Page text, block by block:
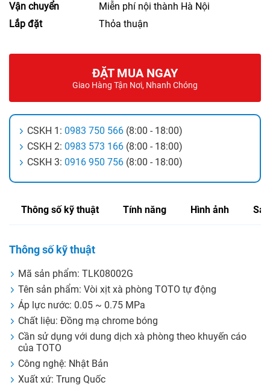
Vận chuyển
Miễn phí nội thành Hà Nội
Lắp đặt
Thỏa thuận
ĐẶT MUA NGAY
Giao Hàng Tận Nơi, Nhanh Chóng
CSKH 1: 0983 750 566 (8:00 - 18:00)
CSKH 2: 0983 573 166 (8:00 - 18:00)
CSKH 3: 0916 950 756 (8:00 - 18:00)
Thông số kỹ thuật Tính năng Hình ảnh
Thông số kỹ thuật
Mã sản phẩm: TLK08002G
Tên sản phẩm: Vòi xịt xà phòng TOTO tự động
Áp lực nước: 0.05 ~ 0.75 MPa
Chất liệu: Đồng mạ chrome bóng
Cần sử dụng với dung dịch xà phòng theo khuyến cáo
của TOTO
Công nghệ: Nhật Bản
Xuất xứ: Trung Quốc